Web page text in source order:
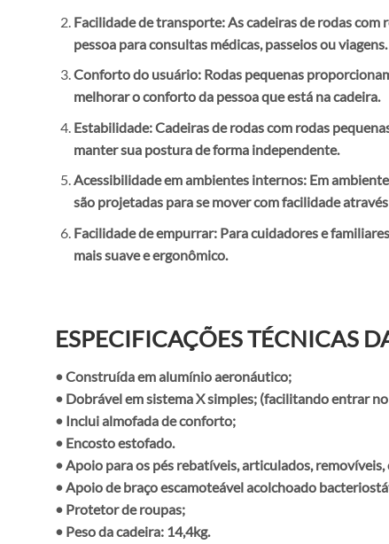
Facilidade de transporte: As cadeiras de rodas
pessoa para consultas médicas, passeios ou viagens.
Conforto do usuário: Rodas pequenas
melhorar o conforto da pessoa que está na cadeira.
Estabilidade: Cadeiras de rodas com rodas
manter sua postura de forma independente.
Acessibilidade em ambientes internos: Em
são projetadas para se mover com facilidade
Facilidade de empurrar: Para cuidadores e
mais suave e ergonômico.
ESPECIFICAÇÕES TÉCNICAS
• Construída em alumínio aeronáutico;
• Dobrável em sistema X simples; (facilitando entrar
• Inclui almofada de conforto;
• Encosto estofado.
• Apoio para os pés rebatíveis, articulados,
• Apoio de braço escamoteável acolchoado
• Protetor de roupas;
• Peso da cadeira: 14,4kg.